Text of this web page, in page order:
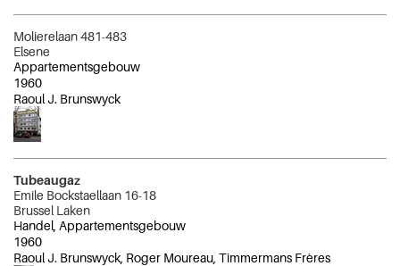
Molierelaan 481-483
Elsene
Appartementsgebouw
1960
Raoul J. Brunswyck
Tubeaugaz
Emile Bockstaellaan 16-18
Brussel Laken
Handel, Appartementsgebouw
1960
Raoul J. Brunswyck, Roger Moureau, Timmermans Frères